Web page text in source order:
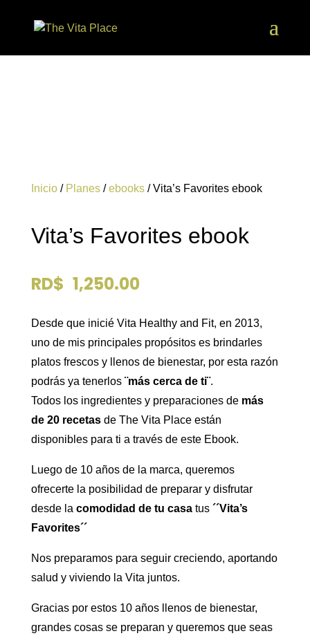
Inicio/ Planes/ebooks/ Vita’s Favorites ebook
Vita’s Favorites ebook
RD$ 1,250.00
Desde que inicié Vita Healthy and Fit, en 2013,
uno de mis principales propósitos es brindarles
platos frescos y llenos de bienestar, por esta razón
podrás ya tenerlos ¨más cerca de ti¨.
Todos los ingredientes y preparaciones de más
de 20 recetasde The Vita Place están
disponibles para ti a través de este Ebook.
Luego de 10 años de la marca, queremos
ofrecerte la posibilidad de preparar y disfrutar
desde la comodidad de tu casatus ´´Vita’s
Favorites´´
Nos preparamos para seguir creciendo, aportando
salud y viviendo la Vita juntos.
Gracias por estos 10 años llenos de bienestar,
grandes cosas se preparan y queremos que seas